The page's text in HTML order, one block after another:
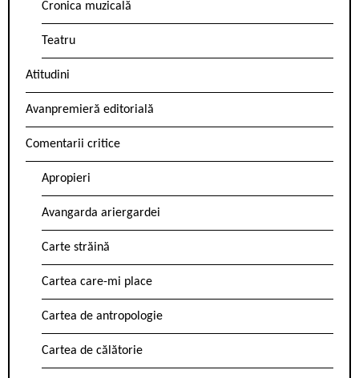
Cronica muzicală
Teatru
Atitudini
Avanpremieră editorială
Comentarii critice
Apropieri
Avangarda ariergardei
Carte străină
Cartea care-mi place
Cartea de antropologie
Cartea de călătorie